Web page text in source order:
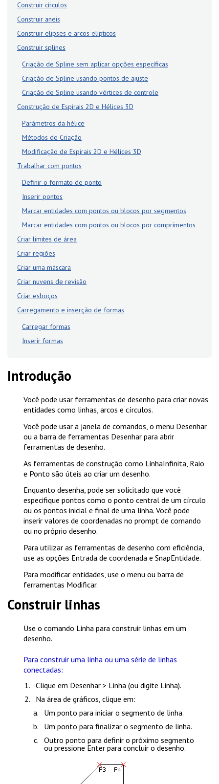
Construir círculos
Construir aneis
Construir elipses e arcos elípticos
Construir splines
Criação de Spline sem aplicar opções específicas
Criação de Spline usando pontos de ajuste
Criação de Spline usando vértices de controle
Construção de Espirais 2D e Hélices 3D
Parâmetros da hélice
Métodos de Criação
Modificação de Espirais 2D e Hélices 3D
Trabalhar com pontos
Definir o formato de ponto
Inserir pontos
Marcar entidades com pontos ou blocos por segmentos
Marcar entidades com pontos ou blocos por comprimentos
Criar limites de área
Criar regiões
Criar uma máscara
Criar nuvens de revisão
Criar esboços
Carregamento e inserção de formas
Carregar formas
Inserir formas
Introdução
Você pode usar ferramentas de desenho para criar novas
entidades como linhas, arcos e círculos.
Você pode usar a janela de comandos, o menu Desenhar
ou a barra de ferramentas Desenhar para abrir
ferramentas de desenho.
As ferramentas de construção como LinhaInfinita Raio
e Ponto são úteis ao criar um desenho.
Enquanto desenha, pode ser solicitado que você
especifique pontos como o ponto central de um círculo
ou os pontos inicial e final de uma linha. Você pode
inserir valores de coordenadas no prompt de comando
ou no próprio desenho.
Para utilizar as ferramentas de desenho com eficiência,
use as opções Entrada de coordenada eSnapEntidade.
Para modificar entidades, use o menu ou barra de
ferramentas Modificar.
Construir linhas
Use o comando Linha para construir linhas em um
desenho.
Para construir uma linha ou uma série de linhas
conectadas:
Clique em Desenhar > Linha (ou digite Linha).
Na área de gráficos, clique em:
Um ponto para iniciar o segmento de linha.
Um ponto para finalizar o segmento de linha.
Outro ponto para definir o próximo segmento
ou pressione Enterpara concluir o desenho.